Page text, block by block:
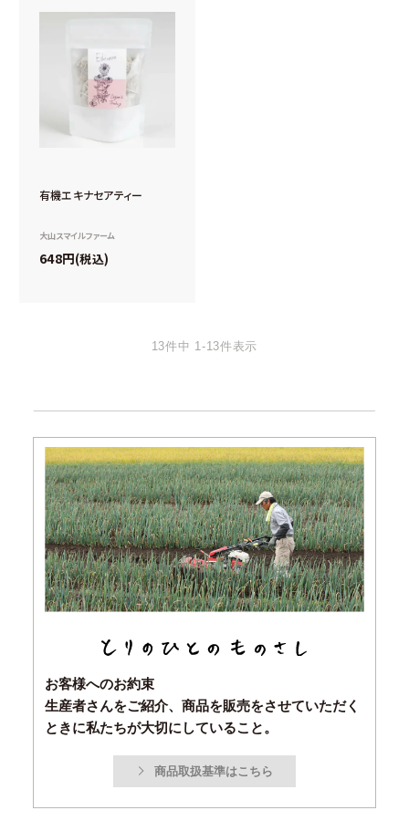
有機エキナセアティー
大山スマイルファーム
648 税込
13件中 1-13件表示
お客様へのお約束
生産者さんをご紹介、商品を販売をさせていただく
ときに私たちが大切にしていること。
商品取扱基準はこちら